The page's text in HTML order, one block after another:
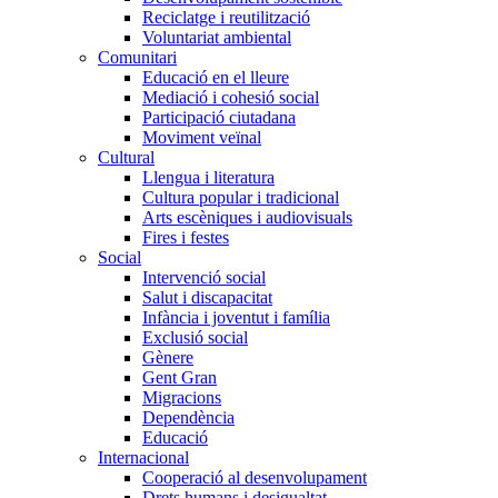
Reciclatge i reutilització
Voluntariat ambiental
Comunitari
Educació en el lleure
Mediació i cohesió social
Participació ciutadana
Moviment veïnal
Cultural
Llengua i literatura
Cultura popular i tradicional
Arts escèniques i audiovisuals
Fires i festes
Social
Intervenció social
Salut i discapacitat
Infància i joventut i família
Exclusió social
Gènere
Gent Gran
Migracions
Dependència
Educació
Internacional
Cooperació al desenvolupament